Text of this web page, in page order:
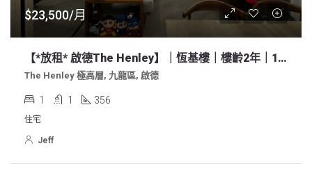
$23,500/月
【*放租* 啟德The Henley】｜恆基樓｜樓齡2年｜1房開房廚
The Henley 極高層, 九龍區, 啟德
1 1 356
住宅
Jeff